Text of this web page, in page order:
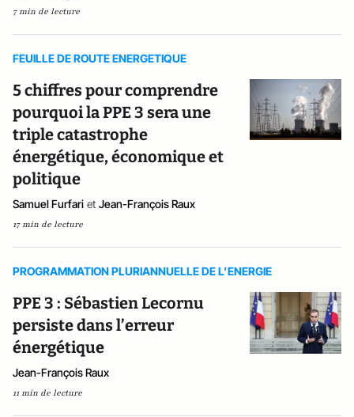
7 min de lecture
FEUILLE DE ROUTE ENERGETIQUE
5 chiffres pour comprendre
pourquoi la PPE 3 sera une
triple catastrophe
énergétique, économique et
politique
Samuel Furfari et Jean-François Raux
17 min de lecture
PROGRAMMATION PLURIANNUELLE DE L’ENERGIE
PPE 3 : Sébastien Lecornu
persiste dans l’erreur
énergétique
Jean-François Raux
11 min de lecture